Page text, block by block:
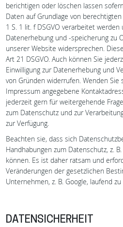
berichtigen oder löschen lassen
Daten auf Grundlage von
1 S. 1 lit. f DSGVO verarbeitet
Datenerhebung und -speicherung zu
unserer Website widersprechen.
Art 21 DSGVO. Auch können Sie
Einwilligung zur Datenerhebung und
von Gründen widerrufen. Wenden
Impressum angegebene
jederzeit gern für weitergehende
zum Datenschutz und zur
zur Verfügung.
Beachten sie, dass sich
Handhabungen zum Datenschutz, z.
können. Es ist daher ratsam und
Veränderungen der gesetzlichen
Unternehmen, z. B. Google, laufend
DATENSICHERHEIT